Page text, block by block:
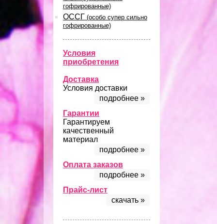
гофрированные)
ОССГ (особо супер сильно
гофрированные)
Условия
приобретения
Доставка
Условия доставки
подробнее »
Гарантии
Гарантируем
качественный
материал
подробнее »
Оплата заказов
подробнее »
Прайс-лист
скачать »